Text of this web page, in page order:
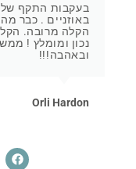
בעקבות התקף של
באוזניים . כבר
הקלה מרובה. הקל
נכון ומומלץ !
ובאהבה!!!
Orli Hardon